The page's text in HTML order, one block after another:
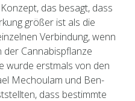
das besagt, dass
größer ist als die
Verbindung, wenn
der Cannabispflanze
wurde erstmals von den
Mechoulam und Ben-
dass bestimmte